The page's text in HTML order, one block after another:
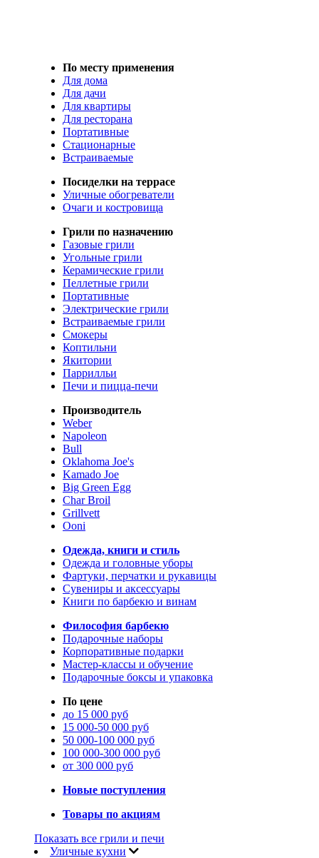
По месту применения
Для дома
Для дачи
Для квартиры
Для ресторана
Портативные
Стационарные
Встраиваемые
Посиделки на террасе
Уличные обогреватели
Очаги и костровища
Грили по назначению
Газовые грили
Угольные грили
Керамические грили
Пеллетные грили
Портативные
Электрические грили
Встраиваемые грили
Смокеры
Коптильни
Якитории
Паррилльи
Печи и пицца-печи
Производитель
Weber
Napoleon
Bull
Oklahoma Joe's
Kamado Joe
Big Green Egg
Char Broil
Grillvett
Ooni
Одежда, книги и стиль
Одежда и головные уборы
Фартуки, перчатки и рукавицы
Сувениры и аксессуары
Книги по барбекю и винам
Философия барбекю
Подарочные наборы
Корпоративные подарки
Мастер-классы и обучение
Подарочные боксы и упаковка
По цене
до 15 000 руб
15 000-50 000 руб
50 000-100 000 руб
100 000-300 000 руб
от 300 000 руб
Новые поступления
Товары по акциям
Показать все грили и печи
Уличные кухни